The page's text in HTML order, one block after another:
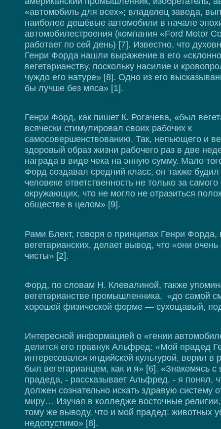
«автомобиль для всех»; владелец завода,
наиболее дешёвые автомобили в начале
автомобилестроения (компания «Ford Motor
работает по сей день) [7]. Известно, что
Генри Форда нашли выражение в его
вегетарианству, поскольку насилие и
чуждо его натуре» [8]. Одно из его
бы лучше без мяса» [1].
Генри Форд, как пишет К. Рогачева, «был
всячески стимулировал своих рабочих к
самосовершенствованию. Так, непьющего и
здоровый образ жизни рабочего раз в две
награда в виде чека на энную сумму. Мало
Форд создавал средний класс, он также
человеке ответственность не только за
окружающих, что не могло не отразиться
обществе в целом» [9].
Рами Блект, говоря о принципах Генри Форда,
вегетарианских, делает вывод, что «они
чисты» [2].
Форд, по словам Н. Клевалиной, также
вегетарианстве промышленника, «до самой
хорошей физической форме — сухощавый,
Интересной информацией о «гении
делится его правнук Альфред: «Мой прадед
интересовался индийской культурой, верил в
был вегетарианцем, как и я» [6]. «Знакомясь с
прадеда, - рассказывает Альфред, - я понял,
должен сознательно искать здравую систему
миру… Изучая в колледже восточные
тому же выводу, что и мой прадед: животных
недопустимо» [8].